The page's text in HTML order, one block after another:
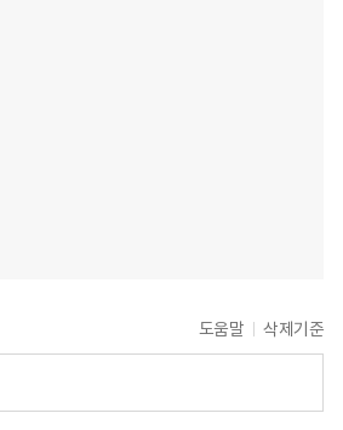
도움말 삭제기준